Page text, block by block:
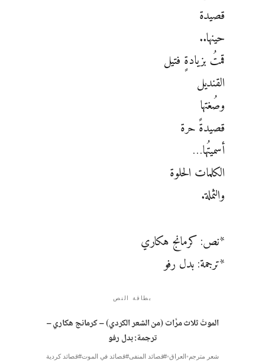
قصيدة
حينها..
قمتُ بزيادةٍ فتيل
القنديل
وصُغتها
قصيدةً حرة
أسميتُها…
الكلمات الحلوة
والثملة.
*نص: كرمانج هكاري
*ترجمة: بدل رفو
بطاقة النص
الموتُ ثلاث مرَّات (من الشعر الكردي) – كرمانج هكاري –
ترجمة: بدل رفو
شعر مترجم العراق #قصائد المنفى#قصائد في الموت#قصائد كردية